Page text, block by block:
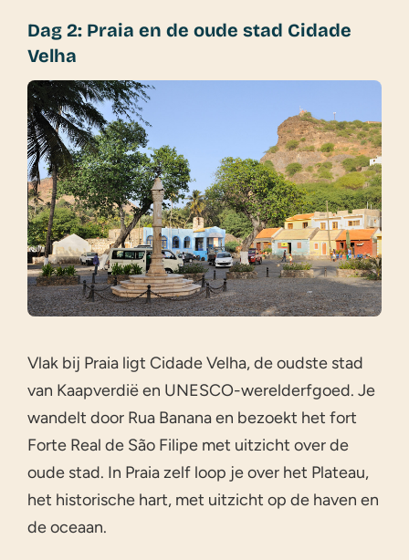
Dag 2: Praia en de oude stad Cidade
Velha
Vlak bij Praia ligt Cidade Velha, de oudste stad
van Kaapverdië en UNESCO-werelderfgoed. Je
wandelt door Rua Banana en bezoekt het fort
Forte Real de São Filipe met uitzicht over de
oude stad. In Praia zelf loop je over het Plateau,
het historische hart, met uitzicht op de haven en
de oceaan.